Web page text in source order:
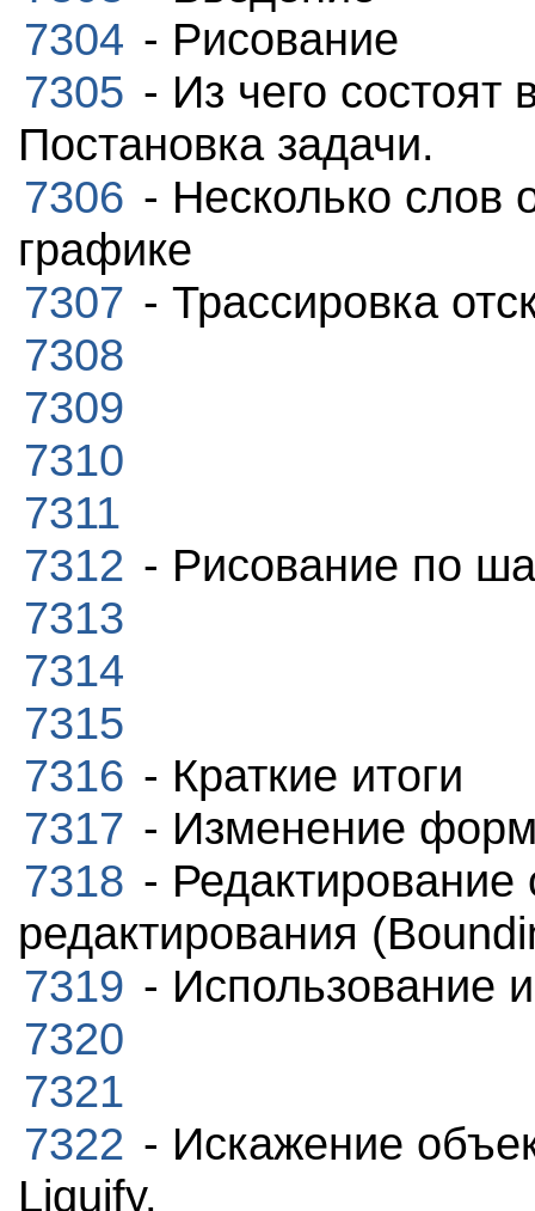
7304 - Рисование
7305 - Из чего состоят
Постановка задачи.
7306 - Несколько слов
графике
7307 - Трассировка
7308
7309
7310
7311
7312 - Рисование по
7313
7314
7315
7316 - Краткие итоги
7317 - Изменение
7318 -
редактирования
7319 - Использование
7320
7321
7322 - Искажение
Liquify.